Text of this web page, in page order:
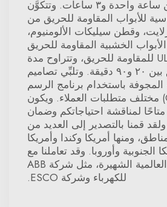
للحريق يتراوح بين ساعة واحدة و٣ ساعات. وتتكوَّن
للأبواب المقاومة للحريق من
وقطن سيليكات الألومنيوم،
الخشبية المقاومة للحريق
بتسميات UL للمقاومة للحريق، وتتراوح مدة
مقاومتها للحريق بين ٢٠ و٩٠ دقيقة. وتلبِّي تصاميم
المجوفة باستخدام برنامج الرسم
بالحاسوب (CAD) مختلف متطلبات العملاء. ويكون
متاحًا لمناقشة احتياجاتكم وضمان
قمنا بالتصدير إلى العديد من
ومنها أمريكا وكندا وأمريكا
الجنوبية وأوروبا. وقد تعاملنا مع
عددٍ من الشركات العالمية الشهيرة، مثل شركة ABB
للكهرباء وشركة ESCO.